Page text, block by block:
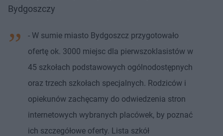
Bydgoszczy
- W sumie miasto Bydgoszcz przygotowało
ofertę ok. 3000 miejsc dla pierwszoklasistów w
45 szkołach podstawowych ogólnodostępnych
oraz trzech szkołach specjalnych. Rodziców i
opiekunów zachęcamy do odwiedzenia stron
internetowych wybranych placówek, by poznać
ich szczegółowe oferty. Lista szkół